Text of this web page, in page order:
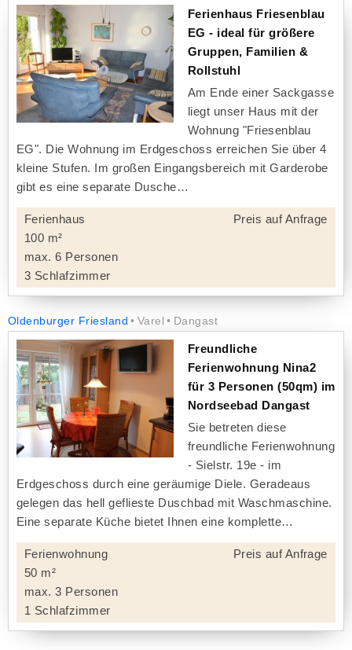
Ferienhaus Friesenblau
EG - ideal für größere
Gruppen, Familien &
Rollstuhl
Am Ende einer Sackgasse
liegt unser Haus mit der
Wohnung "Friesenblau
EG". Die Wohnung im Erdgeschoss erreichen Sie über 4
kleine Stufen. Im großen Eingangsbereich mit Garderobe
gibt es eine separate Dusche
Ferienhaus
100 m²
max. 6 Personen
3 Schlafzimmer
Preis auf Anfrage
Oldenburger Friesland Varel Dangast
Freundliche
Ferienwohnung Nina2
für 3 Personen (50qm) im
Nordseebad Dangast
Sie betreten diese
freundliche Ferienwohnung
- Sielstr. 19e - im
Erdgeschoss durch eine geräumige Diele. Geradeaus
gelegen das hell geflieste Duschbad mit Waschmaschine.
Eine separate Küche bietet Ihnen eine komplette
Ferienwohnung
50 m²
max. 3 Personen
1 Schlafzimmer
Preis auf Anfrage